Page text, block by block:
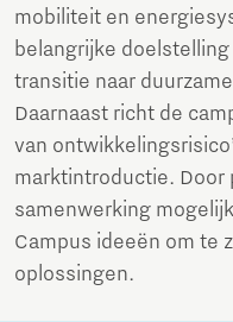
mobiliteit en
belangrijke
transitie naar
Daarnaast richt de
van
marktintroductie. Door
samenwerking
Campus ideeën om te
oplossingen.